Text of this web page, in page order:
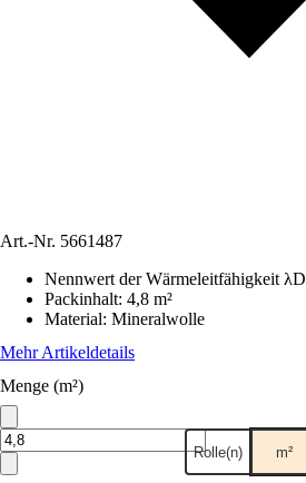
Art.-Nr. 5661487
Nennwert der Wärmeleitfähigkeit λD
Packinhalt: 4,8 m²
Material: Mineralwolle
Mehr Artikeldetails
Menge (m²)
Rolle(n) m²